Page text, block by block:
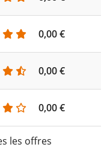
0,00 €
0,00 €
0,00 €
les offres